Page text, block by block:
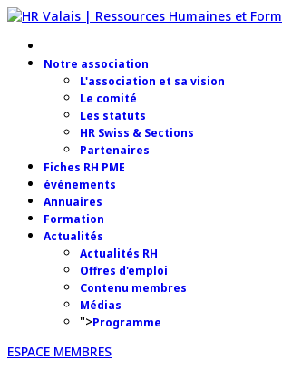
Notre association
L'association et sa vision
Le comité
Les statuts
HR Swiss & Sections
Partenaires
Fiches RH PME
événements
Annuaires
Formation
Actualités
Actualités RH
Offres d'emploi
Contenu membres
Médias
">Programme
ESPACE MEMBRES